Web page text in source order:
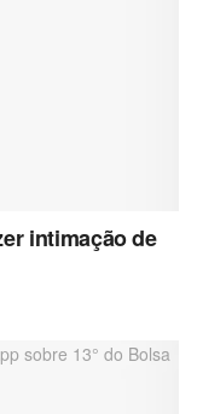
intimação de